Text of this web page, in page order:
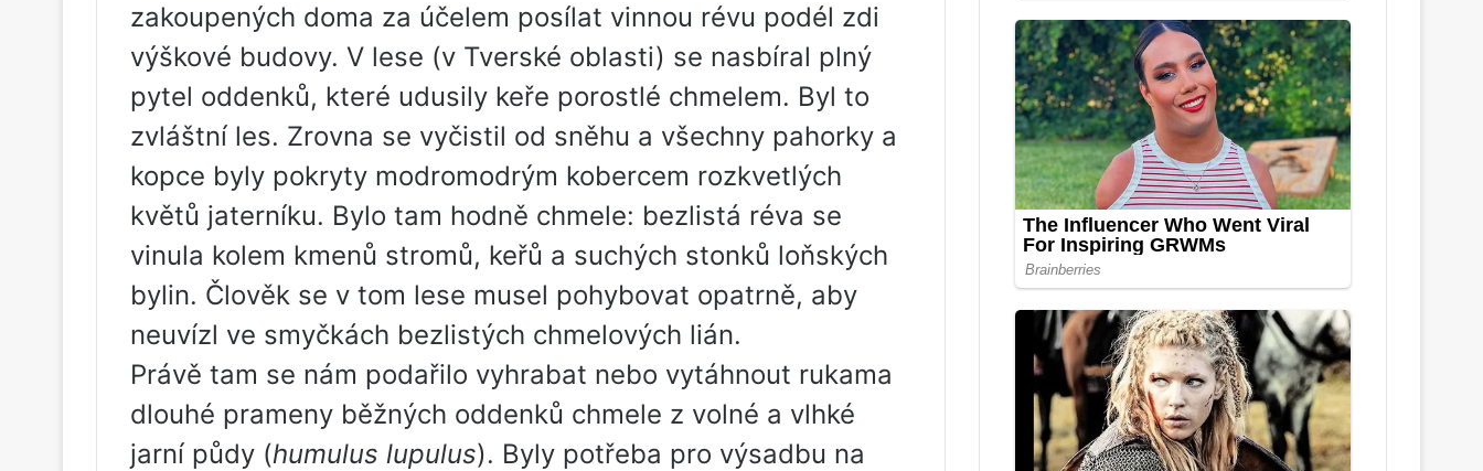
zakoupených doma za účelem posílat vinnou révu podél zdi
výškové budovy. V lese (v Tverské oblasti) se nasbíral plný
pytel oddenků, které udusily keře porostlé chmelem. Byl to
zvláštní les. Zrovna se vyčistil od sněhu a všechny pahorky a
kopce byly pokryty modromodrým kobercem rozkvetlých
květů jaterníku. Bylo tam hodně chmele: bezlistá réva se
vinula kolem kmenů stromů, keřů a suchých stonků loňských
bylin. Člověk se v tom lese musel pohybovat opatrně, aby
neuvízl ve smyčkách bezlistých chmelových lián.
Právě tam se nám podařilo vyhrabat nebo vytáhnout rukama
dlouhé prameny běžných oddenků chmele z volné a vlhké
jarní půdy (humulus lupulus). Byly potřeba pro výsadbu na